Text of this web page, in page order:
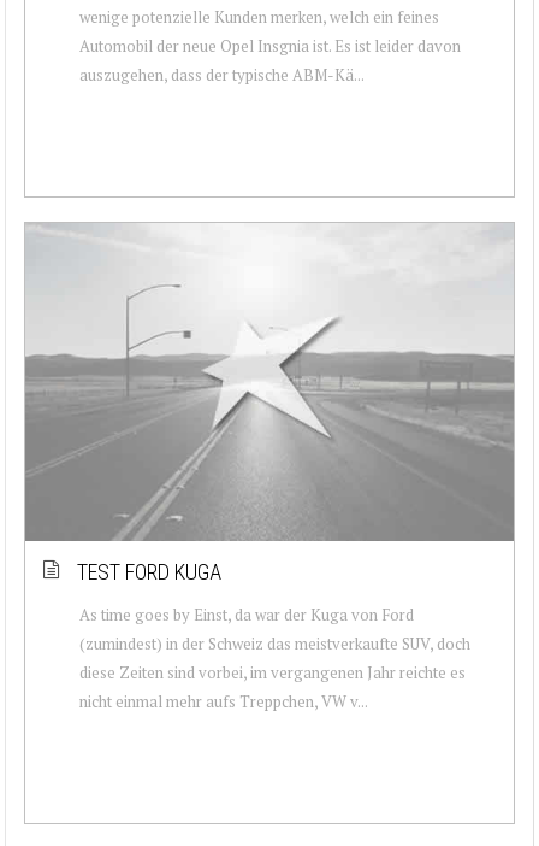
wenige potenzielle Kunden merken, welch ein feines
Automobil der neue Opel Insgnia ist. Es ist leider davon
auszugehen, dass der typische ABM-Kä...
TEST FORD KUGA
As time goes by Einst, da war der Kuga von Ford
(zumindest) in der Schweiz das meistverkaufte SUV, doch
diese Zeiten sind vorbei, im vergangenen Jahr reichte es
nicht einmal mehr aufs Treppchen, VW v...